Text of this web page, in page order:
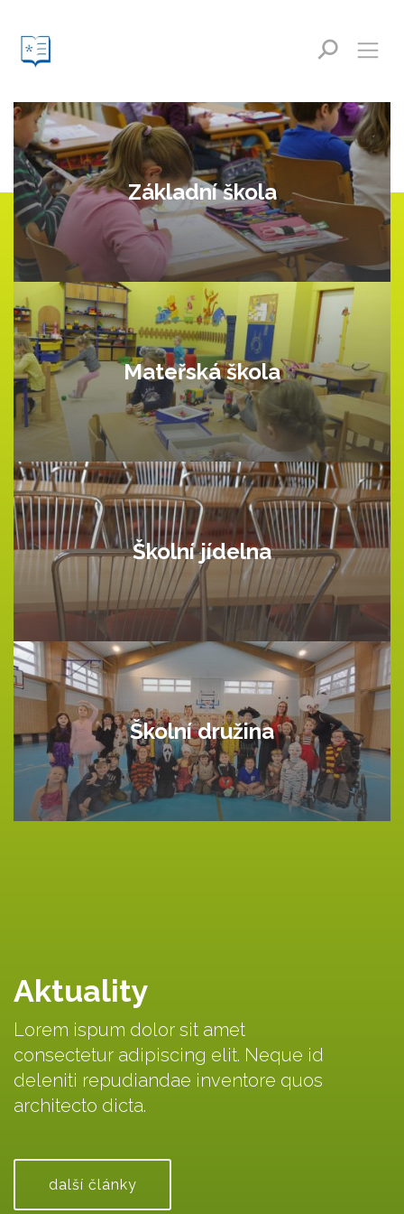
Základní škola
Mateřská škola
Školní jídelna
Školní družina
Aktuality
Lorem ispum dolor sit amet
consectetur adipiscing elit. Neque id
deleniti repudiandae inventore quos
architecto dicta.
další články